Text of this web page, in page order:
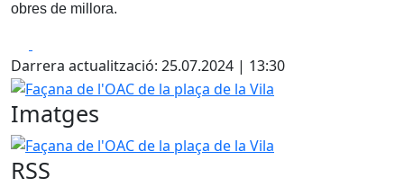
obres de millora.
Darrera actualització: 25.07.2024 | 13:30
Façana de l'OAC de la plaça de la Vila
Imatges
Façana de l'OAC de la plaça de la Vila
RSS